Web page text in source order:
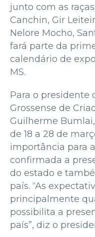
junto com as
Canchin, Gir
Nelore Mocho,
fará parte da
calendário de
MS.
Para o presidente
Grossense de
Guilherme
de 18 a 28 de
importância para
confirmada a
do estado e
país. “As
principalmente
possibilita a
país”, diz o